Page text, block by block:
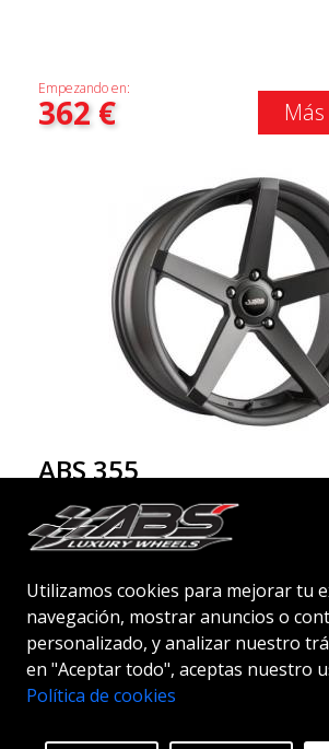
Utilizamos cookies para mejorar tu
navegación, mostrar anuncios o
personalizado, y analizar nuestro
en "Aceptar todo", aceptas nuestro
Política de cookies
Empezando en:
362€
ABS 355
18"|19"|20"
Empezando en:
261€